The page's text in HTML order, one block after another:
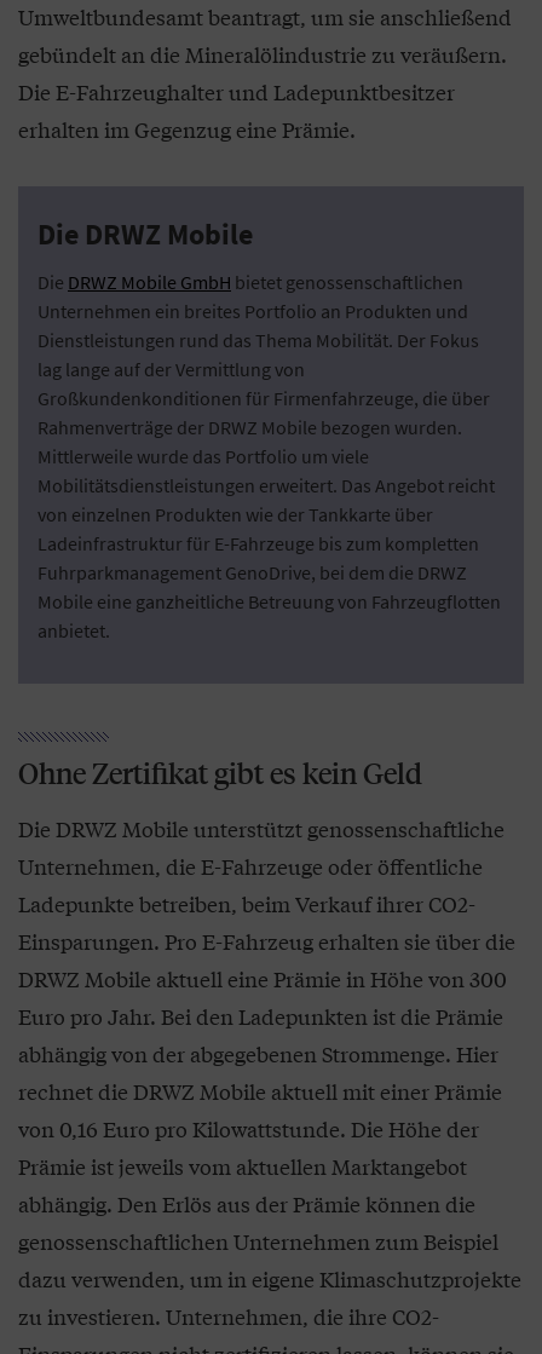
Umweltbundesamt beantragt, um sie anschließend
gebündelt an die Mineralölindustrie zu veräußern.
Die E-Fahrzeughalter und Ladepunktbesitzer
erhalten im Gegenzug eine Prämie.
Die DRWZ Mobile
Die DRWZ Mobile GmbH bietet genossenschaftlichen
Unternehmen ein breites Portfolio an Produkten und
Dienstleistungen rund das Thema Mobilität. Der Fokus
lag lange auf der Vermittlung von
Großkundenkonditionen für Firmenfahrzeuge, die über
Rahmenverträge der DRWZ Mobile bezogen wurden.
Mittlerweile wurde das Portfolio um viele
Mobilitätsdienstleistungen erweitert. Das Angebot reicht
von einzelnen Produkten wie der Tankkarte über
Ladeinfrastruktur für E-Fahrzeuge bis zum kompletten
Fuhrparkmanagement GenoDrive, bei dem die DRWZ
Mobile eine ganzheitliche Betreuung von Fahrzeugflotten
anbietet.
Ohne Zertifikat gibt es kein Geld
Die DRWZ Mobile unterstützt genossenschaftliche
Unternehmen, die E-Fahrzeuge oder öffentliche
Ladepunkte betreiben, beim Verkauf ihrer CO2-
Einsparungen. Pro E-Fahrzeug erhalten sie über die
DRWZ Mobile aktuell eine Prämie in Höhe von 300
Euro pro Jahr. Bei den Ladepunkten ist die Prämie
abhängig von der abgegebenen Strommenge. Hier
rechnet die DRWZ Mobile aktuell mit einer Prämie
von 0,16 Euro pro Kilowattstunde. Die Höhe der
Prämie ist jeweils vom aktuellen Marktangebot
abhängig. Den Erlös aus der Prämie können die
genossenschaftlichen Unternehmen zum Beispiel
dazu verwenden, um in eigene Klimaschutzprojekte
zu investieren. Unternehmen, die ihre CO2-